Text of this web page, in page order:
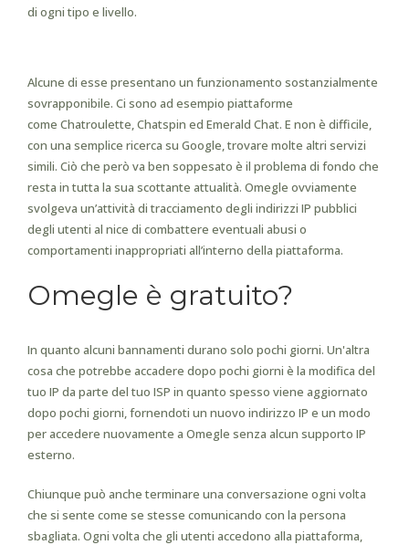
di ogni tipo e livello.
Alcune di esse presentano un funzionamento sostanzialmente
sovrapponibile. Ci sono ad esempio piattaforme
come Chatroulette, Chatspin ed Emerald Chat. E non è difficile,
con una semplice ricerca su Google, trovare molte altri servizi
simili. Ciò che però va ben soppesato è il problema di fondo che
resta in tutta la sua scottante attualità. Omegle ovviamente
svolgeva un’attività di tracciamento degli indirizzi IP pubblici
degli utenti al nice di combattere eventuali abusi o
comportamenti inappropriati all’interno della piattaforma.
Omegle è gratuito?
In quanto alcuni bannamenti durano solo pochi giorni. Un'altra
cosa che potrebbe accadere dopo pochi giorni è la modifica del
tuo IP da parte del tuo ISP in quanto spesso viene aggiornato
dopo pochi giorni, fornendoti un nuovo indirizzo IP e un modo
per accedere nuovamente a Omegle senza alcun supporto IP
esterno.
Chiunque può anche terminare una conversazione ogni volta
che si sente come se stesse comunicando con la persona
sbagliata. Ogni volta che gli utenti accedono alla piattaforma,